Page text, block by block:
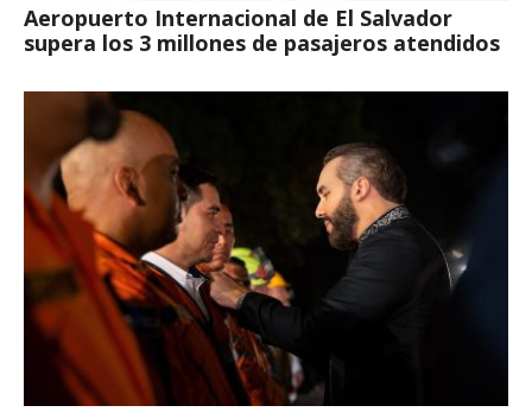
Aeropuerto Internacional de El Salvador
supera los 3 millones de pasajeros atendidos